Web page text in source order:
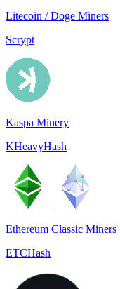
Litecoin / Doge Miners
Scrypt
Kaspa Minery
KHeavyHash
Ethereum Classic Miners
ETCHash